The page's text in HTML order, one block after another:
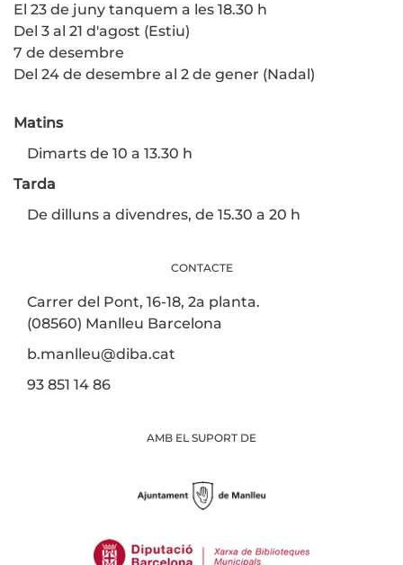
El 23 de juny tanquem a les 18.30 h
Del 3 al 21 d'agost (Estiu)
7 de desembre
Del 24 de desembre al 2 de gener (Nadal)
Matins
Dimarts de 10 a 13.30 h
Tarda
De dilluns a divendres, de 15.30 a 20 h
CONTACTE
Carrer del Pont, 16-18, 2a planta.
(08560) Manlleu Barcelona
b.manlleu@diba.cat
93 851 14 86
AMB EL SUPORT DE